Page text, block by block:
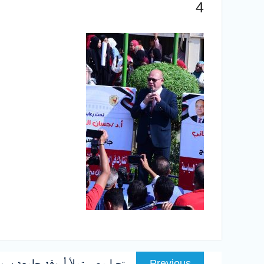
4
تصفّح
Previous